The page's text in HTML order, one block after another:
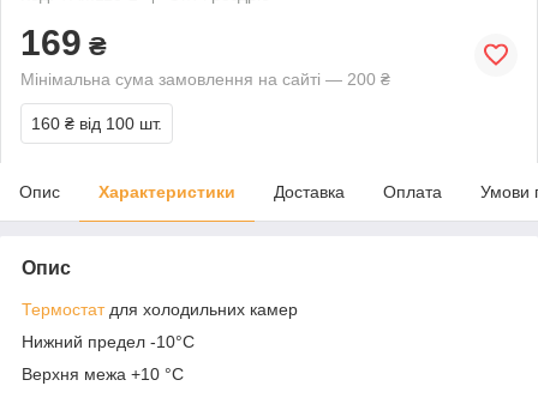
169 ₴
Мінімальна сума замовлення на сайті — 200 ₴
160 ₴ від 100 шт.
Опис Характеристики Доставка Оплата Умови
Опис
Термостатдля холодильних камер
Нижний предел -10°C
Верхня межа +10 °C